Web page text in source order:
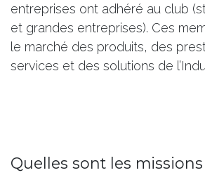
entreprises ont adhéré au club
et grandes entreprises). Ces
le marché des produits, des
services et des solutions de
Quelles sont les